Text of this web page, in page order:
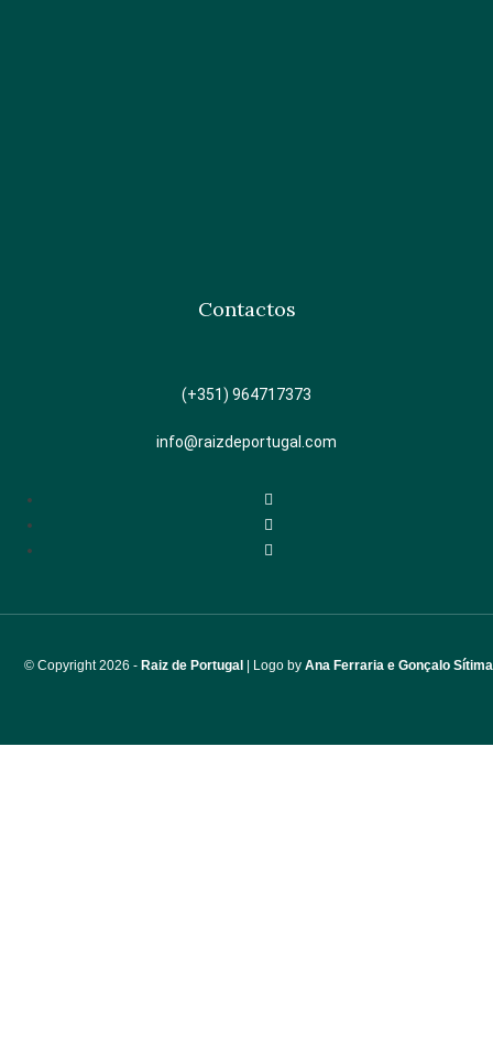
Contactos
(+351) 964717373
info@raizdeportugal.com
© Copyright 2026 - Raiz de Portugal | Logo by Ana Ferraria e Gonçalo Sítima